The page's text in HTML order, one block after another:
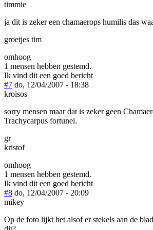
timmie
ja dit is zeker een chamaerops humilis das
groetjes tim
omhoog
1 mensen hebben gestemd.
Ik vind dit een goed bericht
#7 do, 12/04/2007 - 18:38
kroisos
sorry mensen maar dat is zeker geen
Trachycarpus fortunei.
gr
kristof
omhoog
1 mensen hebben gestemd.
Ik vind dit een goed bericht
#8 do, 12/04/2007 - 20:09
mikey
Op de foto lijkt het alsof er stekels aan de